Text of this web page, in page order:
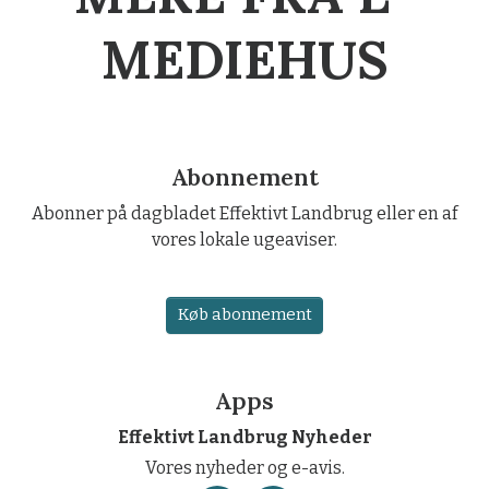
MEDIEHUS
Abonnement
Abonner på dagbladet Effektivt Landbrug eller en af
vores lokale ugeaviser.
Køb abonnement
Apps
Effektivt Landbrug Nyheder
Vores nyheder og e-avis.